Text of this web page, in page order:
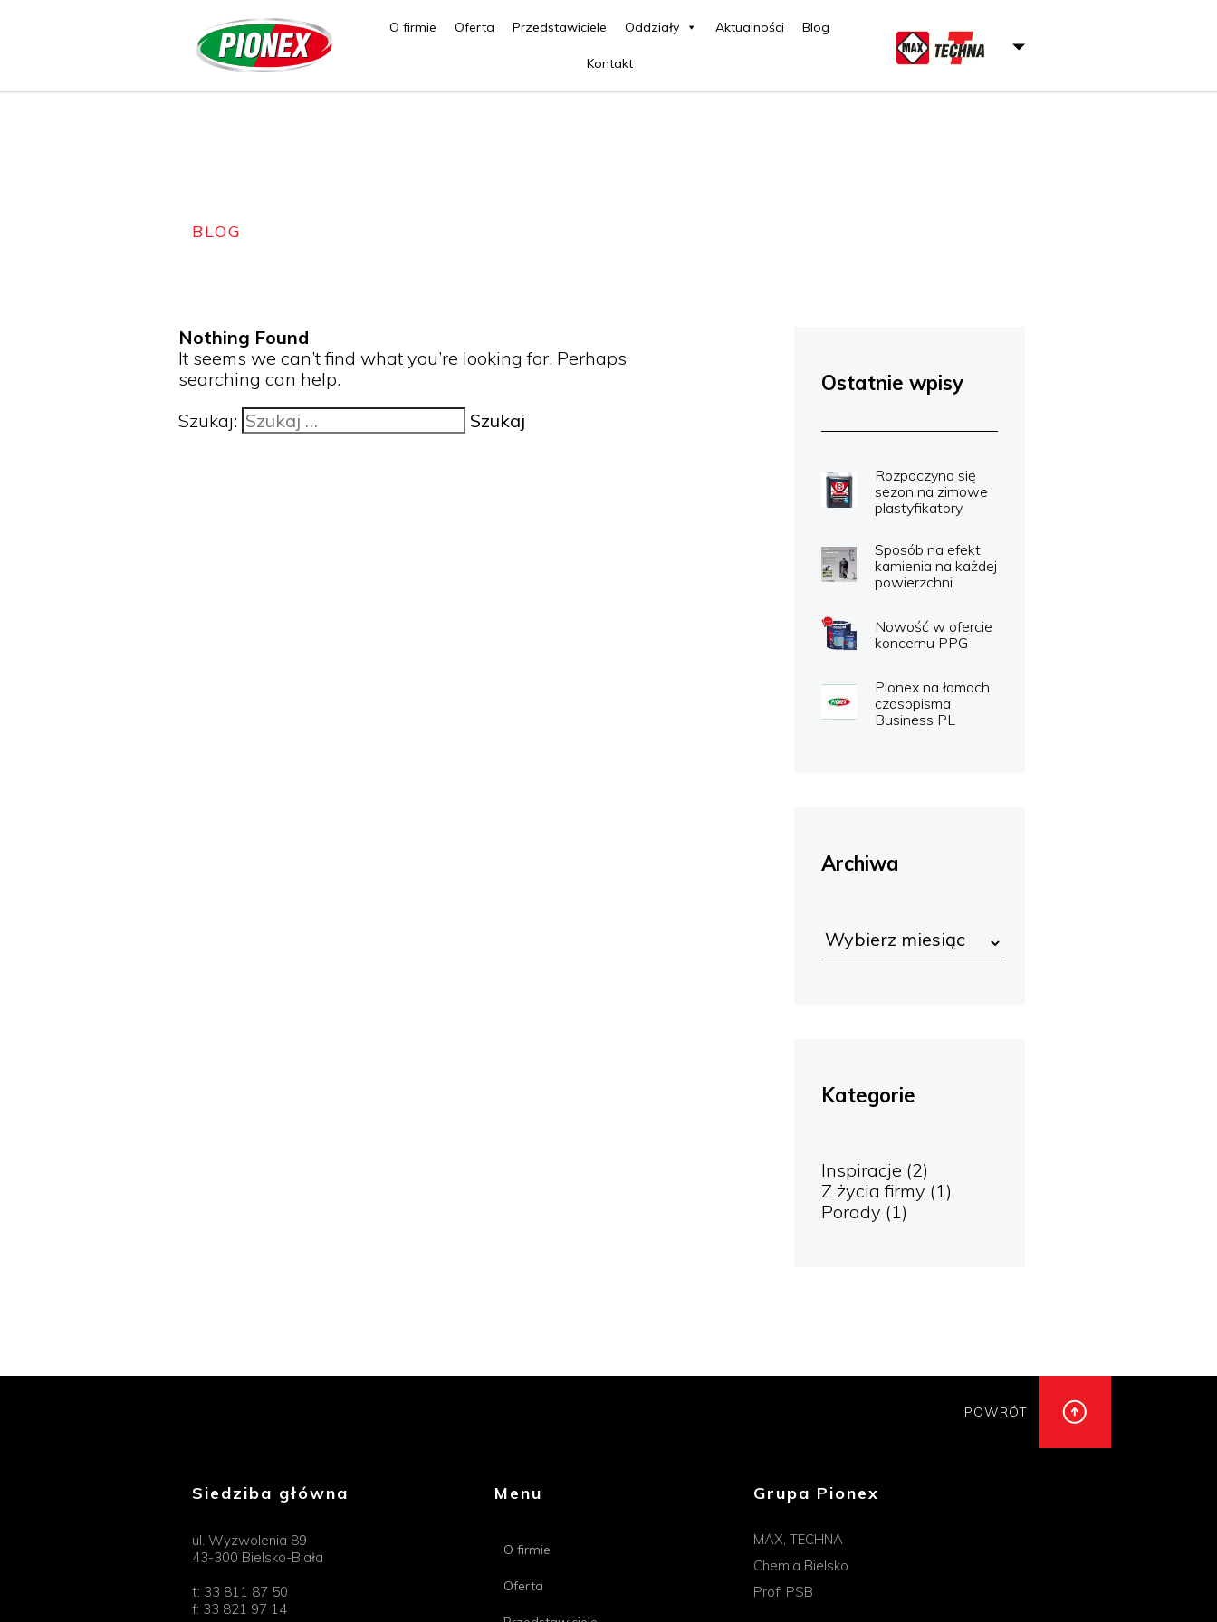
O firmie Oferta Przedstawiciele Oddziały Aktualności Blog
Kontakt
BLOG
Nothing Found
It seems we can’t find what you’re looking for. Perhaps
searching can help.
Szukaj:
Ostatnie wpisy
Rozpoczyna się
sezon na zimowe
plastyfikatory
Sposób na efekt
kamienia na każdej
powierzchni
Nowość w ofercie
koncernu PPG
Pionex na łamach
czasopisma
Business PL
Archiwa
Kategorie
Inspiracje (2)
Z życia firmy (1)
Porady (1)
POWRÓT
Siedziba główna
ul. Wyzwolenia 89
43-300 Bielsko-Biała
t: 33 811 87 50
f: 33 821 97 14
Menu
O firmie
Oferta
Grupa Pionex
MAX, TECHNA
Chemia Bielsko
Profi PSB